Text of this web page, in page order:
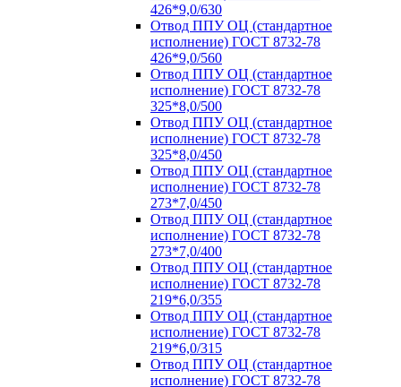
426*9,0/630
Отвод ППУ ОЦ (стандартное
исполнение) ГОСТ 8732-78
426*9,0/560
Отвод ППУ ОЦ (стандартное
исполнение) ГОСТ 8732-78
325*8,0/500
Отвод ППУ ОЦ (стандартное
исполнение) ГОСТ 8732-78
325*8,0/450
Отвод ППУ ОЦ (стандартное
исполнение) ГОСТ 8732-78
273*7,0/450
Отвод ППУ ОЦ (стандартное
исполнение) ГОСТ 8732-78
273*7,0/400
Отвод ППУ ОЦ (стандартное
исполнение) ГОСТ 8732-78
219*6,0/355
Отвод ППУ ОЦ (стандартное
исполнение) ГОСТ 8732-78
219*6,0/315
Отвод ППУ ОЦ (стандартное
исполнение) ГОСТ 8732-78